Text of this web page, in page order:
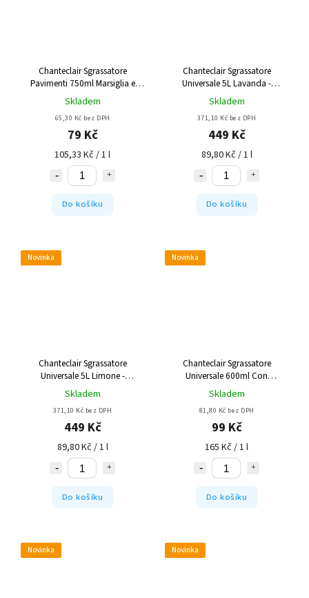
Chanteclair Sgrassatore
Pavimenti 750ml Marsiglia e
Limone - odmašťovač na
podlahy
Skladem
65,30 Kč bez DPH
79 Kč
105,33 Kč / 1 l
Do košíku
Chanteclair Sgrassatore
Universale 5L Lavanda -
odmašťovač
Skladem
371,10 Kč bez DPH
449 Kč
89,80 Kč / 1 l
Do košíku
Novinka
Chanteclair Sgrassatore
Universale 5L Limone -
odmašťovač
Skladem
371,10 Kč bez DPH
449 Kč
89,80 Kč / 1 l
Do košíku
Novinka
Chanteclair Sgrassatore
Universale 600ml Con
Bicarbonato - odmašťovač s
rozprašovačem
Skladem
81,80 Kč bez DPH
99 Kč
165 Kč / 1 l
Do košíku
Novinka Novinka